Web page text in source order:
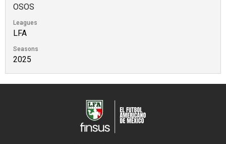
OSOS
Leagues
LFA
Seasons
2025